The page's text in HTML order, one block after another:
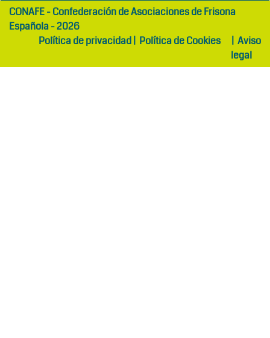
girls
abaya
maltepe
otelCONAFE - Confederación de Asociaciones de Frisona
Española - 2026
Política de privacidad| Política de Cookies | Aviso
legal